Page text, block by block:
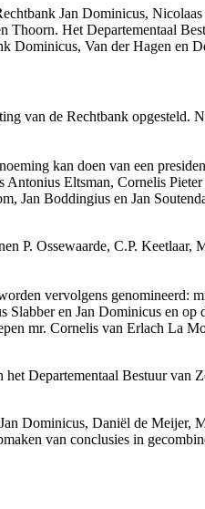
Jan Dominicus,
Het Departementaal
Dominicus, Van der Hagen en
van de Rechtbank opgesteld.
kan doen van een
Eltsman, Cornelis
Jan Boddingius en Jan
P. Ossewaarde, C.P.
vervolgens genomineerd:
en Jan Dominicus en
mr. Cornelis van Erlach La
Departementaal Bestuur van
Dominicus, Daniël de Meijer,
van conclusies in